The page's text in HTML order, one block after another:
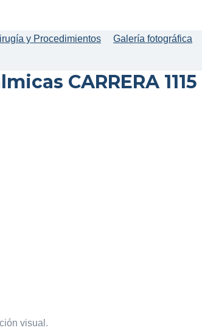
y Procedimientos Galería fotográfica
CARRERA
visual.